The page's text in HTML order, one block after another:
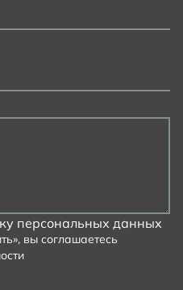
персональных данных
вы соглашаетесь